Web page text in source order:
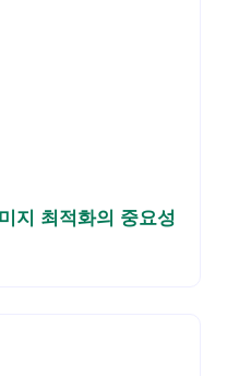
지 최적화의 중요성